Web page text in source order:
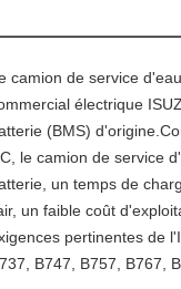
camion de service
électrique
(BMS)
le camion de service
un temps de
un faible coût
pertinentes de
B747, B757, B767,